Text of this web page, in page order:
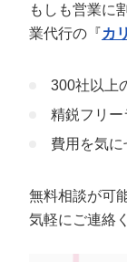
もしも営業に
業代行の『カ
300社以上
精鋭フリ
費用を気
無料相談が可
気軽にご連絡